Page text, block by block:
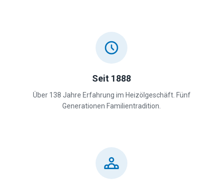
Seit 1888
Über 138 Jahre Erfahrung im Heizölgeschäft. Fünf
Generationen Familientradition.